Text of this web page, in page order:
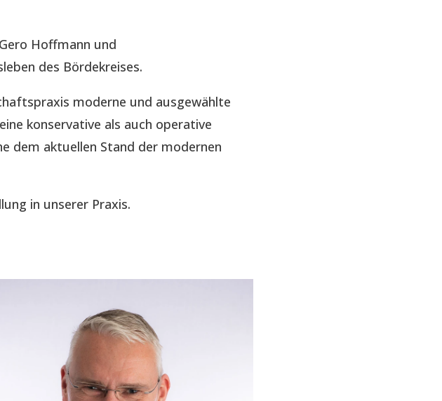
Hoffmann und
des Bördekreises.
moderne und ausgewählte
konservative als auch operative
dem aktuellen Stand der modernen
in unserer Praxis.